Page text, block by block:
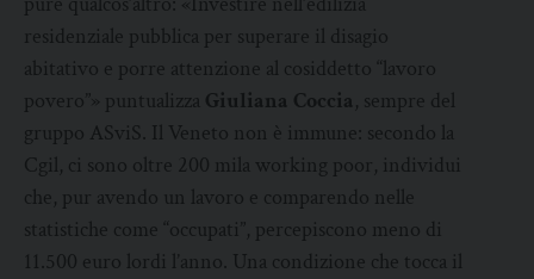
residenziale pubblica per superare il disagio
abitativo e porre attenzione al cosiddetto “lavoro
povero”» puntualizza Giuliana Coccia, sempre del
gruppo ASviS. Il Veneto non è immune: secondo la
Cgil, ci sono oltre 200 mila working poor, individui
che, pur avendo un lavoro e comparendo nelle
statistiche come “occupati”, percepiscono meno di
11.500 euro lordi l’anno. Una condizione che tocca il